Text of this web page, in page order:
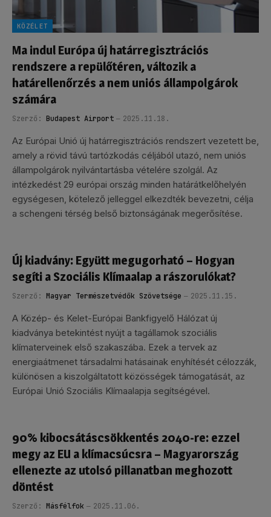
KÖZÉLET
Ma indul Európa új határregisztrációs
rendszere a repülőtéren, változik a
határellenőrzés a nem uniós állampolgárok
számára
Szerző: Budapest Airport 2025.11.18.
Az Európai Unió új határregisztrációs rendszert vezetett be,
amely a rövid távú tartózkodás céljából utazó, nem uniós
állampolgárok nyilvántartásba vételére szolgál. Az
intézkedést 29 európai ország minden határátkelőhelyén
egységesen, kötelező jelleggel elkezdték bevezetni, célja
a schengeni térség belső biztonságának megerősítése.
Új kiadvány: Együtt megugorható – Hogyan
segíti a Szociális Klímaalap a rászorulókat?
Szerző: Magyar Természetvédők Szövetsége 2025.11.15.
A Közép- és Kelet-Európai Bankfigyelő Hálózat új
kiadványa betekintést nyújt a tagállamok szociális
klímaterveinek első szakaszába. Ezek a tervek az
energiaátmenet társadalmi hatásainak enyhítését célozzák,
különösen a kiszolgáltatott közösségek támogatását, az
Európai Unió Szociális Klímaalapja segítségével.
90% kibocsátáscsökkentés 2040-re: ezzel
megy az EU a klímacsúcsra – Magyarország
ellenezte az utolsó pillanatban meghozott
döntést
Szerző: Másfélfok 2025.11.06.